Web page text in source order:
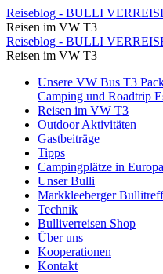
Wir
haben
uns
sogar
eine
Schnellboot
gemietet
und
sind
selbst
gefahren.
Hier
Reiseblog - BULLI
Reisen im VW T3
Wir
haben
uns
sogar
eine
Schnellboot
gemietet
und
sind
selbst
gefahren.
Reiseblog - BULLI
Reisen im VW T3
Skip
content
Unsere VW Bus T3
Camping und Roadtrip
Reisen im VW T3
Outdoor Aktivitäten
Gastbeiträge
Tipps
Campingplätze in Europa
Unser Bulli
Markkleeberger
Technik
Bulliverreisen Shop
Über uns
Kooperationen
Kontakt